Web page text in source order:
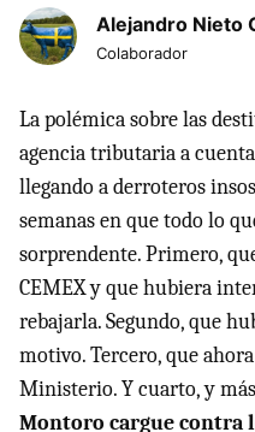
Alejandro Nieto
Colaborador
La polémica sobre las
agencia tributaria a
llegando a derroteros
semanas en que todo lo
sorprendente. Primero,
CEMEX y que hubiera
rebajarla. Segundo, que
motivo. Tercero, que
Ministerio. Y cuarto, y
Montoro cargue contra